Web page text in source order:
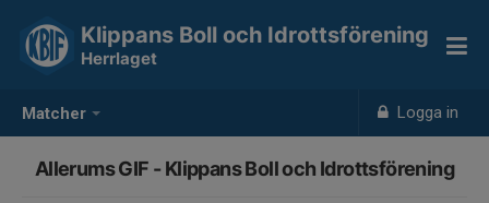
Matcher Logga in
Klippans Boll och Idrottsförening
Herrlaget
Allerums GIF - Klippans Boll och Idrottsförening